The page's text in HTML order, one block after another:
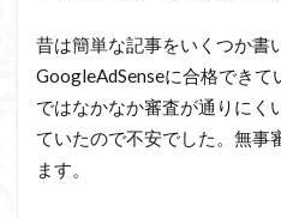
昔は簡単な記事をいくつか書
GoogleAdSenseに合格でき
ではなかなか審査が通りにく
ていたので不安でした。無事
ます。